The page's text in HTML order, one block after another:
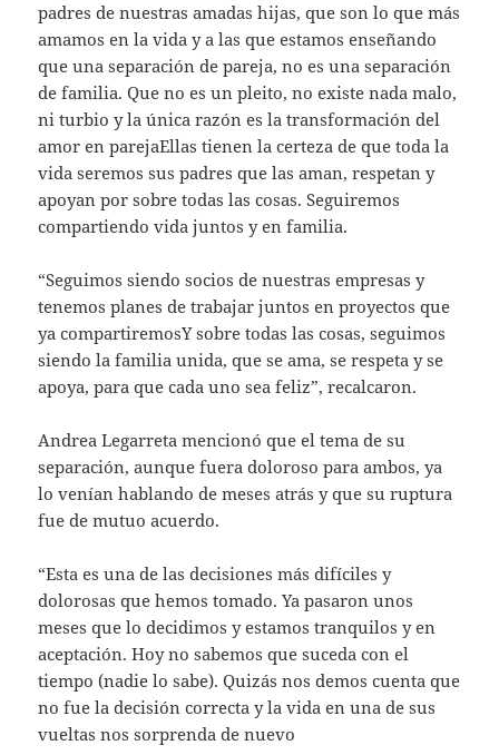
padres de nuestras amadas hijas, que son lo que más
amamos en la vida y a las que estamos enseñando
que una separación de pareja, no es una separación
de familia. Que no es un pleito, no existe nada malo,
ni turbio y la única razón es la transformación del
amor en parejaEllas tienen la certeza de que toda la
vida seremos sus padres que las aman, respetan y
apoyan por sobre todas las cosas. Seguiremos
compartiendo vida juntos y en familia.
“Seguimos siendo socios de nuestras empresas y
tenemos planes de trabajar juntos en proyectos que
ya compartiremosY sobre todas las cosas, seguimos
siendo la familia unida, que se ama, se respeta y se
apoya, para que cada uno sea feliz”, recalcaron.
Andrea Legarreta mencionó que el tema de su
separación, aunque fuera doloroso para ambos, ya
lo venían hablando de meses atrás y que su ruptura
fue de mutuo acuerdo.
“Esta es una de las decisiones más difíciles y
dolorosas que hemos tomado. Ya pasaron unos
meses que lo decidimos y estamos tranquilos y en
aceptación. Hoy no sabemos que suceda con el
tiempo (nadie lo sabe). Quizás nos demos cuenta que
no fue la decisión correcta y la vida en una de sus
vueltas nos sorprenda de nuevo